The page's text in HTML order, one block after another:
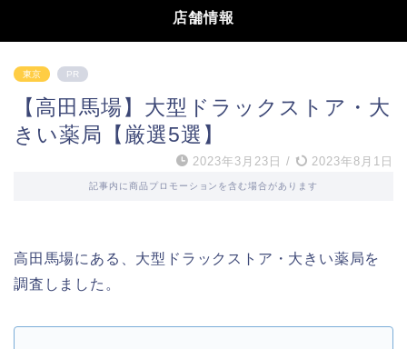
店舗情報
東京 PR
【高田馬場】大型ドラックストア・大
きい薬局【厳選5選】
2023年3月23日 / 2023年8月1日
記事内に商品プロモーションを含む場合があります
高田馬場にある、大型ドラックストア・大きい薬局を
調査しました。